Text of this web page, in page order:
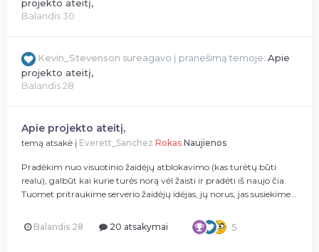
projekto ateitį,
Balandis 30
Kevin_Stevenson sureagavo į pranešimą temoje: Apie
projekto ateitį,
Balandis 28
Apie projekto ateitį,
temą atsakė į Everett_Sanchez Rokas Naujienos
Pradėkim nuo visuotinio žaidėjų atblokavimo (kas turėtų būti
realu), galbūt kai kurie turės norą vėl žaisti ir pradėti iš naujo čia.
Tuomet pritraukime serverio žaidėjų idėjas, jų norus, jas susiekime...
Balandis 28 20 atsakymai 5